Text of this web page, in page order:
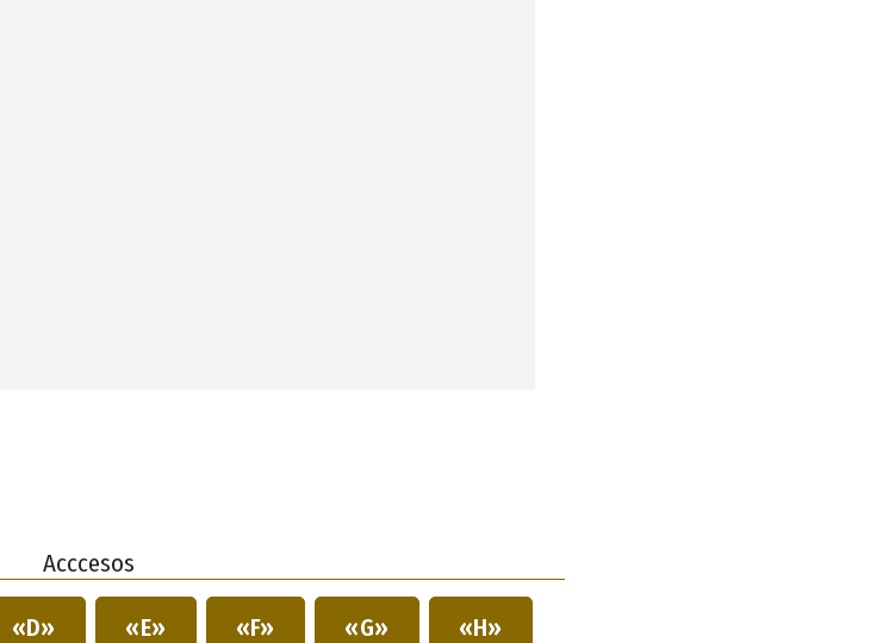
Acccesos
«D» «E» «F» «G» «H»